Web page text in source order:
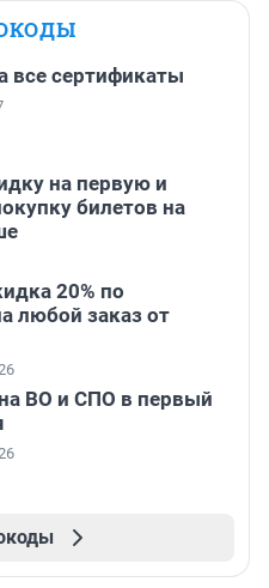
все сертификаты
на первую и
билетов на
20% по
любой заказ от
ВО и СПО в первый